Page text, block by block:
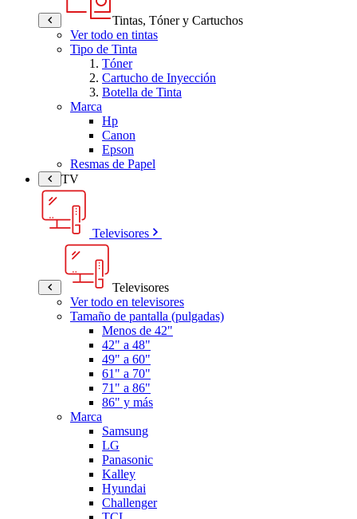
Tintas, Tóner y Cartuchos
Ver todo en tintas
Tipo de Tinta
Tóner
Cartucho de Inyección
Botella de Tinta
Marca
Hp
Canon
Epson
Resmas de Papel
TV
Televisores
Televisores
Ver todo en televisores
Tamaño de pantalla (pulgadas)
Menos de 42"
42" a 48"
49" a 60"
61" a 70"
71" a 86"
86" y más
Marca
Samsung
LG
Panasonic
Kalley
Hyundai
Challenger